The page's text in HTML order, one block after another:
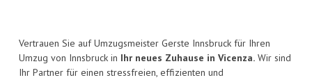
Vertrauen Sie auf Umzugsmeister Gerste Innsbruck für Ihren
Umzug von Innsbruck in Ihr neues Zuhause in Vicenza. Wir sind
Ihr Partner für einen stressfreien, effizienten und